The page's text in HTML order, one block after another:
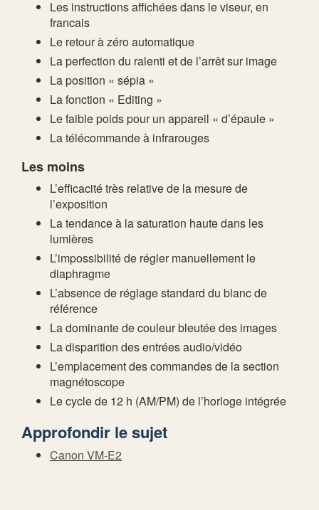
Les instructions affichées dans le viseur, en
francais
Le retour à zéro automatique
La perfection du ralenti et de l’arrêt sur image
La position « sépia »
La fonction « Editing »
Le faible poids pour un appareil « d’épaule »
La télécommande à infrarouges
Les moins
L’efficacité très relative de la mesure de
l’exposition
La tendance à la saturation haute dans les
lumières
L’impossibilité de régler manuellement le
diaphragme
L’absence de réglage standard du blanc de
référence
La dominante de couleur bleutée des images
La disparition des entrées audio/vidéo
L’emplacement des commandes de la section
magnétoscope
Le cycle de 12 h (AM/PM) de l’horloge intégrée
Approfondir le sujet
Canon VM-E2